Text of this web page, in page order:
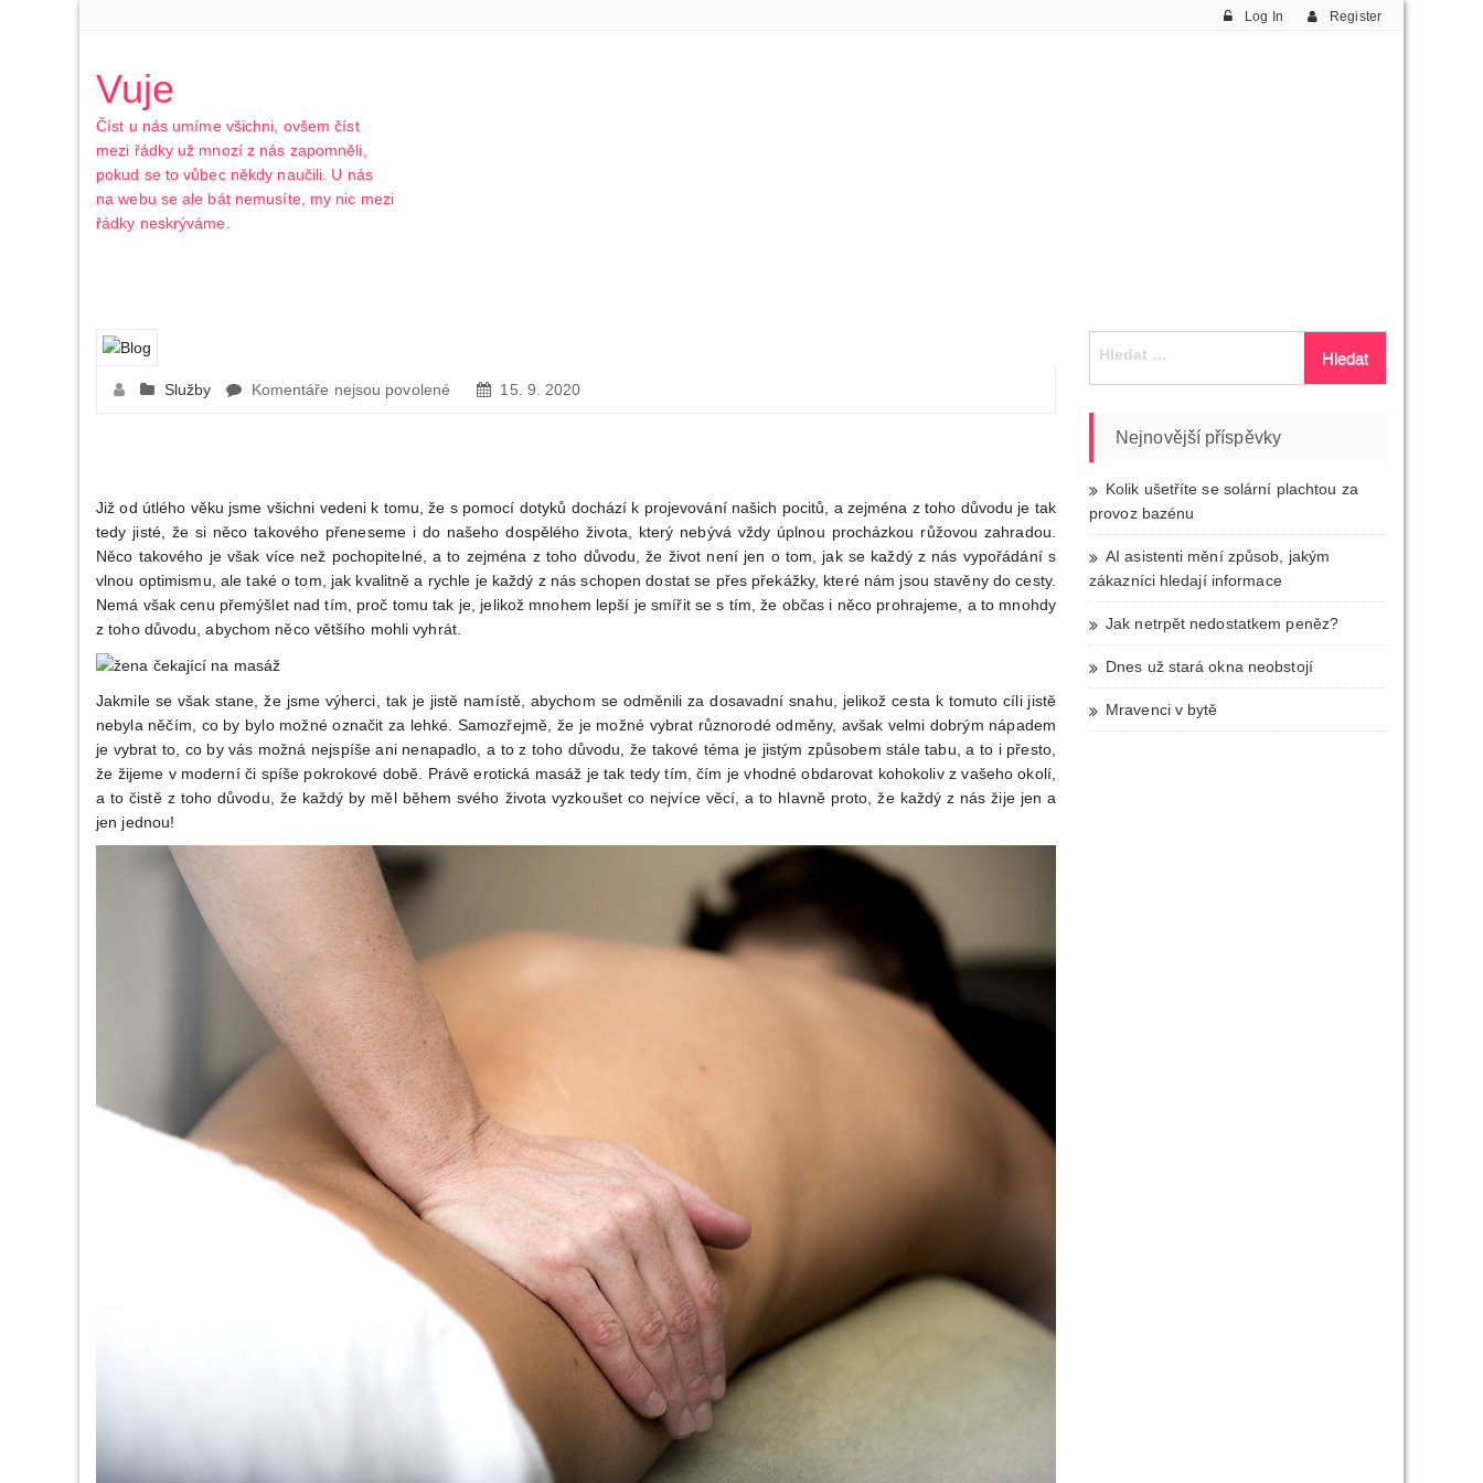
Log In Register
Vuje
Číst u nás umíme všichni, ovšem číst
mezi řádky už mnozí z nás zapomněli,
pokud se to vůbec někdy naučili. U nás
na webu se ale bát nemusíte, my nic mezi
řádky neskrýváme.
Služby Komentáře nejsou povolené
které
přinášejí
slast
15. 9. 2020
Již od útlého věku jsme všichni vedeni k tomu, že s pomocí dotyků dochází k projevování našich pocitů, a zejména z toho důvodu je tak
tedy jisté, že si něco takového přeneseme i do našeho dospělého života, který nebývá vždy úplnou procházkou růžovou zahradou.
Něco takového je však více než pochopitelné, a to zejména z toho důvodu, že život není jen o tom, jak se každý z nás vypořádání s
vlnou optimismu, ale také o tom, jak kvalitně a rychle je každý z nás schopen dostat se přes překážky, které nám jsou stavěny do cesty.
Nemá však cenu přemýšlet nad tím, proč tomu tak je, jelikož mnohem lepší je smířit se s tím, že občas i něco prohrajeme, a to mnohdy
z toho důvodu, abychom něco většího mohli vyhrát.
Jakmile se však stane, že jsme výherci, tak je jistě namístě, abychom se odměnili za dosavadní snahu, jelikož cesta k tomuto cíli jistě
nebyla něčím, co by bylo možné označit za lehké. Samozřejmě, že je možné vybrat různorodé odměny, avšak velmi dobrým nápadem
je vybrat to, co by vás možná nejspíše ani nenapadlo, a to z toho důvodu, že takové téma je jistým způsobem stále tabu, a to i přesto,
že žijeme v moderní či spíše pokrokové době. Právěerotická masáž je tak tedy tím, čím je vhodné obdarovat kohokoliv z vašeho okolí,
a to čistě z toho důvodu, že každý by měl během svého života vyzkoušet co nejvíce věcí, a to hlavně proto, že každý z nás žije jen a
jen jednou!
Nejnovější příspěvky
Kolik ušetříte se solární plachtou za
provoz bazénu
AI asistenti mění způsob, jakým
zákazníci hledají informace
Jak netrpět nedostatkem peněz?
Dnes už stará okna neobstojí
Mravenci v bytě